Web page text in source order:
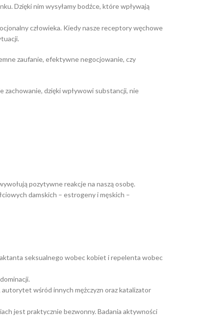
Dzięki nim wysyłamy bodźce, które wpływają
człowieka. Kiedy nasze receptory węchowe
zaufanie, efektywne negocjowanie, czy
zachowanie, dzięki wpływowi substancji, nie
pozytywne reakcje na naszą osobę.
damskich – estrogeny i męskich –
seksualnego wobec kobiet i repelenta wobec
wśród innych mężczyzn oraz katalizator
jest praktycznie bezwonny. Badania aktywności